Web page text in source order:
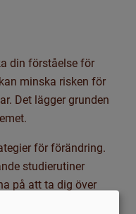
din förståelse för
minska risken för
Det lägger grunden
för förändring.
studierutiner
på att ta dig över